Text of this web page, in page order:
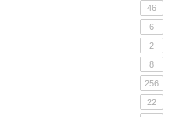
46
6
2
8
256
22